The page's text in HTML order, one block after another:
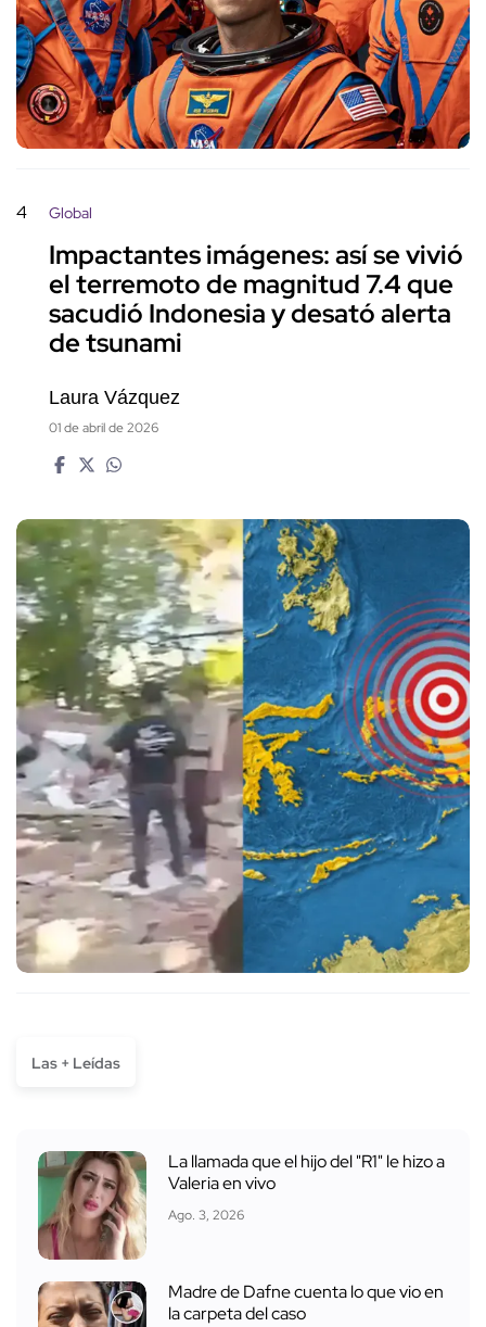
4 Global
Impactantes imágenes: así se vivió
el terremoto de magnitud 7.4 que
sacudió Indonesia y desató alerta
de tsunami
Laura Vázquez
01 de abril de 2026
Las + Leídas
La llamada que el hijo del "R1" le hizo a
Valeria en vivo
Ago. 3, 2026
Madre de Dafne cuenta lo que vio en
la carpeta del caso